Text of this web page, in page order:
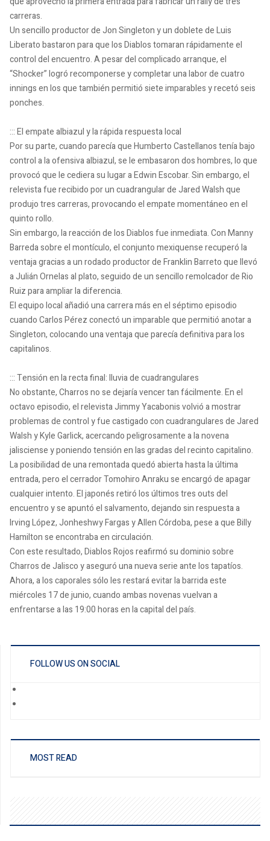
carreras.
Un sencillo productor de Jon Singleton y un doblete de Luis
Liberato bastaron para que los Diablos tomaran rápidamente el
control del encuentro. A pesar del complicado arranque, el
“Shocker” logró recomponerse y completar una labor de cuatro
innings en los que también permitió siete imparables y recetó seis
ponches.
::: El empate albiazul y la rápida respuesta local
Por su parte, cuando parecía que Humberto Castellanos tenía bajo
control a la ofensiva albiazul, se le embasaron dos hombres, lo que
provocó que le cediera su lugar a Edwin Escobar. Sin embargo, el
relevista fue recibido por un cuadrangular de Jared Walsh que
produjo tres carreras, provocando el empate momentáneo en el
quinto rollo.
Sin embargo, la reacción de los Diablos fue inmediata. Con Manny
Barreda sobre el montículo, el conjunto mexiquense recuperó la
ventaja gracias a un rodado productor de Franklin Barreto que llevó
a Julián Ornelas al plato, seguido de un sencillo remolcador de Rio
Ruiz para ampliar la diferencia.
El equipo local añadió una carrera más en el séptimo episodio
cuando Carlos Pérez conectó un imparable que permitió anotar a
Singleton, colocando una ventaja que parecía definitiva para los
capitalinos.
::: Tensión en la recta final: lluvia de cuadrangulares
No obstante, Charros no se dejaría vencer tan fácilmente. En el
octavo episodio, el relevista Jimmy Yacabonis volvió a mostrar
problemas de control y fue castigado con cuadrangulares de Jared
Walsh y Kyle Garlick, acercando peligrosamente a la novena
jalisciense y poniendo tensión en las gradas del recinto capitalino.
La posibilidad de una remontada quedó abierta hasta la última
entrada, pero el cerrador Tomohiro Anraku se encargó de apagar
cualquier intento. El japonés retiró los últimos tres outs del
encuentro y se apuntó el salvamento, dejando sin respuesta a
Irving López, Jonheshwy Fargas y Allen Córdoba, pese a que Billy
Hamilton se encontraba en circulación.
Con este resultado, Diablos Rojos reafirmó su dominio sobre
Charros de Jalisco y aseguró una nueva serie ante los tapatíos.
Ahora, a los caporales sólo les restará evitar la barrida este
miércoles 17 de junio, cuando ambas novenas vuelvan a
enfrentarse a las 19:00 horas en la capital del país.
FOLLOW US ON SOCIAL
MOST READ